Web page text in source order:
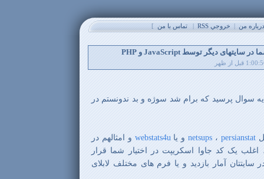
من|خروجي RSS |تماس با من]
سوال پرسید که برام شد سوژه و بد ندونستم در
netsups ، persianstat و یا webstats4u و امثالهم در
یک کد جاوا اسکریپت در اختیار شما قرار
سایتتان آمار بازدید و یا فرم های مختلف لابلای